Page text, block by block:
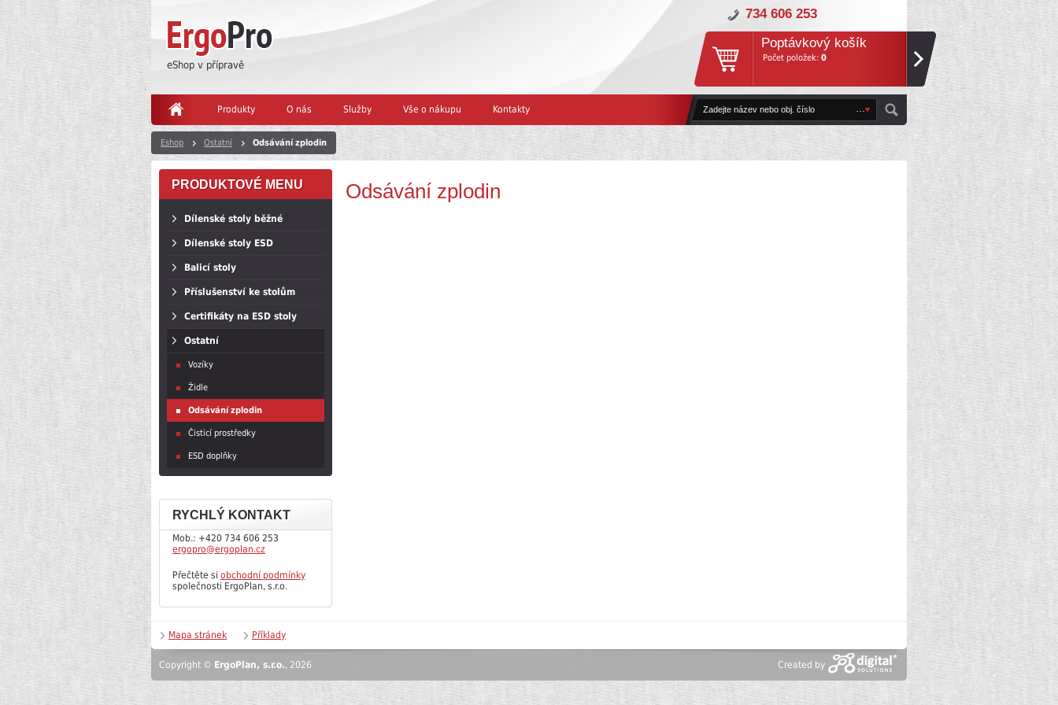
eShop v přípravě
Poptávkový košík
Počet položek: 0
734 606 253
Produkty O nás Služby Vše o nákupu Kontakty
Eshop Ostatní Odsávání zplodin
Odsávání zplodin
PRODUKTOVÉ MENU
Dílenské stoly běžné
Dílenské stoly ESD
Balicí stoly
Příslušenství ke stolům
Certifikáty na ESD stoly
Ostatní
Vozíky
Židle
Odsávání zplodin
Čisticí prostředky
ESD doplňky
RYCHLÝ KONTAKT
Mob.: +420 734 606 253
ergopro@ergoplan.cz
Přečtěte si obchodní podmínky
společnosti ErgoPlan, s.r.o.
Mapa stránek Příklady
Created by
Copyright © ErgoPlan, s.r.o., 2026